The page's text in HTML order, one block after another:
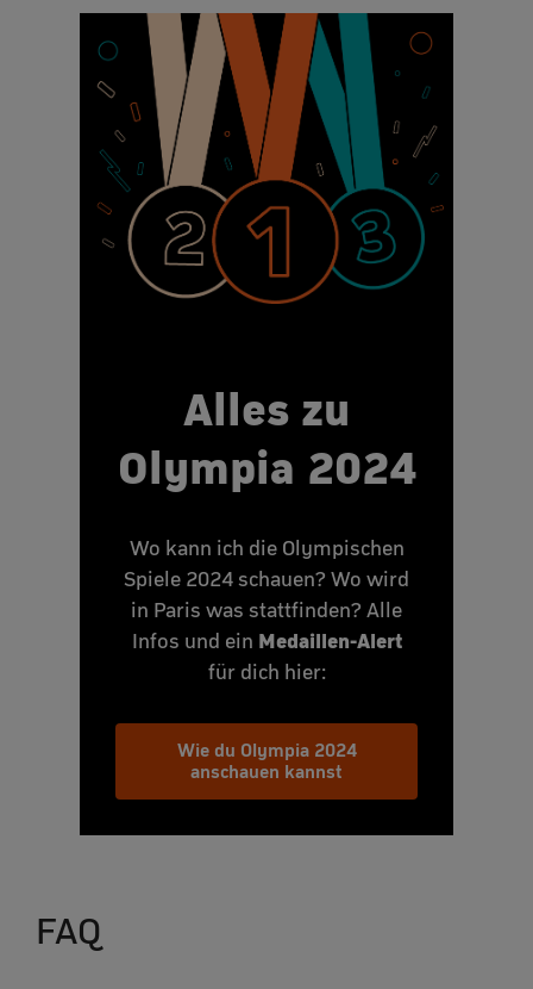
Alles zu
Olympia 2024
Wo kann ich die Olympischen
Spiele 2024 schauen? Wo wird
in Paris was stattfinden? Alle
Infos und ein Medaillen-Alert
für dich hier:
Wie du Olympia 2024
anschauen kannst
FAQ